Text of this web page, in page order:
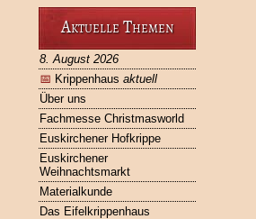
Aktuelle Themen
8. August 2026
📅 Krippenhaus aktuell
Über uns
Fachmesse Christmasworld
Euskirchener Hofkrippe
Euskirchener
Weihnachtsmarkt
Materialkunde
Das Eifelkrippenhaus